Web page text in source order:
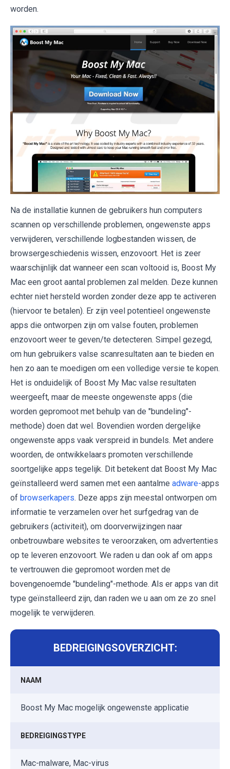
worden.
Na de installatie kunnen de gebruikers hun computers
scannen op verschillende problemen, ongewenste apps
verwijderen, verschillende logbestanden wissen, de
browsergeschiedenis wissen, enzovoort. Het is zeer
waarschijnlijk dat wanneer een scan voltooid is, Boost My
Mac een groot aantal problemen zal melden. Deze kunnen
echter niet hersteld worden zonder deze app te activeren
(hiervoor te betalen). Er zijn veel potentieel ongewenste
apps die ontworpen zijn om valse fouten, problemen
enzovoort weer te geven/te detecteren. Simpel gezegd,
om hun gebruikers valse scanresultaten aan te bieden en
hen zo aan te moedigen om een volledige versie te kopen.
Het is onduidelijk of Boost My Mac valse resultaten
weergeeft, maar de meeste ongewenste apps (die
worden gepromoot met behulp van de "bundeling"-
methode) doen dat wel. Bovendien worden dergelijke
ongewenste apps vaak verspreid in bundels. Met andere
woorden, de ontwikkelaars promoten verschillende
soortgelijke apps tegelijk. Dit betekent dat Boost My Mac
geïnstalleerd werd samen met een aantalme adware-apps
of browserkapers. Deze apps zijn meestal ontworpen om
informatie te verzamelen over het surfgedrag van de
gebruikers (activiteit), om doorverwijzingen naar
onbetrouwbare websites te veroorzaken, om advertenties
op te leveren enzovoort. We raden u dan ook af ​​om apps
te vertrouwen die gepromoot worden met de
bovengenoemde "bundeling"-methode. Als er apps van dit
type geïnstalleerd zijn, dan raden we u aan om ze zo snel
mogelijk te verwijderen.
BEDREIGINGSOVERZICHT:
NAAM
Boost My Mac mogelijk ongewenste applicatie
BEDREIGINGSTYPE
Mac-malware, Mac-virus